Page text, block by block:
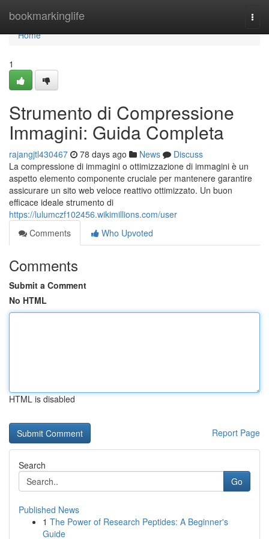
bookmarkinglife
Home
Home
1
Strumento di Compressione
Immagini: Guida Completa
rajangjtl430467 78 days ago News
Discuss
La compressione di immagini o ottimizzazione di immagini è un
aspetto elemento componente cruciale per mantenere garantire
assicurare un sito web veloce reattivo ottimizzato. Un buon
efficace ideale strumento di
https://lulumczf102456.wikimillions.com/user
Comments
Who Upvoted
Comments
Submit a Comment
No HTML
HTML is disabled
Report Page
Search
Go
Published News
1 The Power of Research Peptides: A Beginner's
Guide